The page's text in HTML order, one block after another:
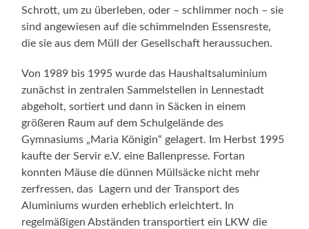
Schrott, um zu überleben, oder – schlimmer noch – sie
sind angewiesen auf die schimmelnden Essensreste,
die sie aus dem Müll der Gesellschaft heraussuchen.
Von 1989 bis 1995 wurde das Haushaltsaluminium
zunächst in zentralen Sammelstellen in Lennestadt
abgeholt, sortiert und dann in Säcken in einem
größeren Raum auf dem Schulgelände des
Gymnasiums „Maria Königin“ gelagert. Im Herbst 1995
kaufte der Servir e.V. eine Ballenpresse. Fortan
konnten Mäuse die dünnen Müllsäcke nicht mehr
zerfressen, das Lagern und der Transport des
Aluminiums wurden erheblich erleichtert. In
regelmäßigen Abständen transportiert ein LKW die